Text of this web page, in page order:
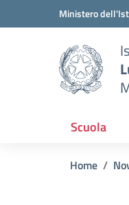
Vai ai contenuti
Vai al menu di navigazione
Ministero
Scuola
Home